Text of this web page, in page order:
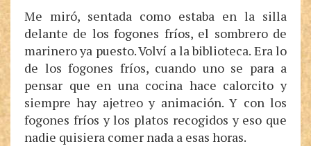
Me miró, sentada como estaba en la silla
delante de los fogones fríos, el sombrero de
marinero ya puesto. Volví a la biblioteca. Era lo
de los fogones fríos, cuando uno se para a
pensar que en una cocina hace calorcito y
siempre hay ajetreo y animación. Y con los
fogones fríos y los platos recogidos y eso que
nadie quisiera comer nada a esas horas.